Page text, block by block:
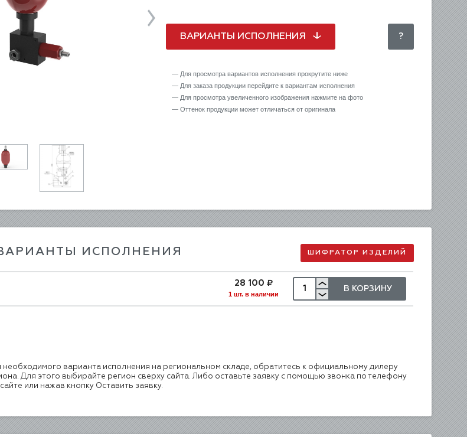
ВАРИАНТЫ ИСПОЛНЕНИЯ ?
Для просмотра вариантов исполнения прокрутите ниже
Для заказа продукции перейдите к вариантам исполнения
Для просмотра увеличенного изображения нажмите на фото
Оттенок продукции может отличаться от оригинала
ИСПОЛНЕНИЯ ШИФРАТОР ИЗДЕЛИЙ
28 100 ₽
1 шт. в наличии
В КОРЗИНУ
необходимого варианта исполнения на региональном складе, обратитесь к официальному дилеру
Для этого выбирайте регион сверху сайта. Либо оставьте заявку с помощью звонка по телефону
или нажав кнопку Оставить заявку.